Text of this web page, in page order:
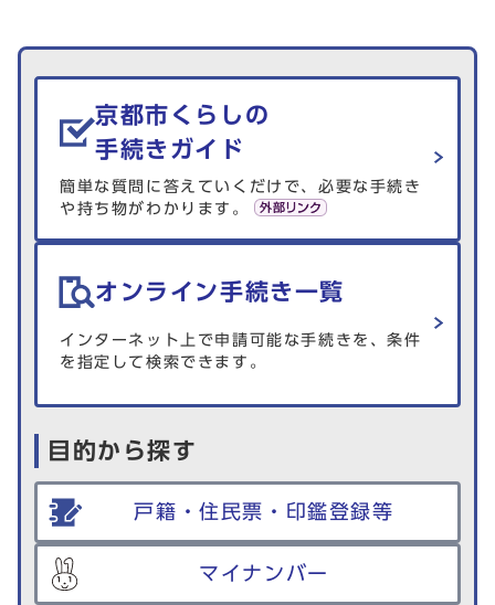
生活情報を探す
京都市くらしの
手続きガイド
簡単な質問に答えていくだけで、必要な手続き
や持ち物がわかります。
オンライン手続き一覧
インターネット上で申請可能な手続きを、条件
を指定して検索できます。
目的から探す
戸籍・住民票・印鑑登録等
マイナンバー